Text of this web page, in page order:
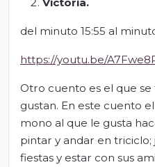
del minuto 15:55 al minuto
https://youtu.be/
Otro cuento es el que se
gustan. En este cuento
mono al que le gusta
pintar y andar en triciclo;
fiestas y estar con sus